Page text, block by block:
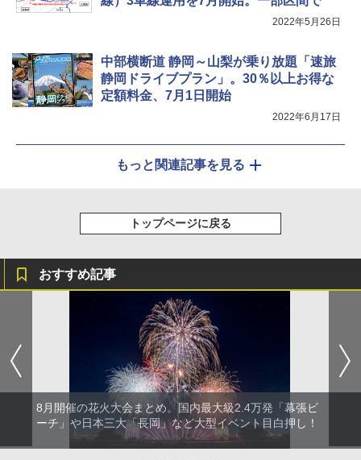
2022年5月26日
中部横断道 静岡～山梨が乗り放題「速旅
静岡ドライブプラン」。30％以上お得な
定額料金、7月1日開始
2022年6月17日
もっと関連記事を見る
トップページに戻る
おすすめ記事
8月開催の花火大会まとめ。国内最大級2.4万発「幕張ビ
ーチ」や日本三大「長岡」など大型イベント目白押し！